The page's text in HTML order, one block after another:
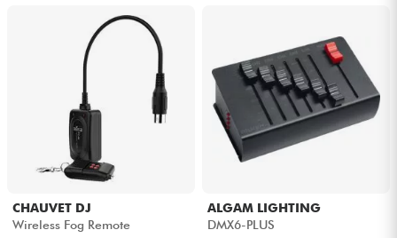
CHAUVET DJ
Wireless Fog Remote
ALGAM LIGHTING
DMX6-PLUS